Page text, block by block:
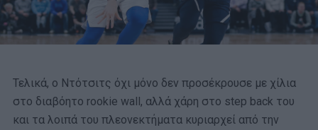
Τελικά, ο Ντότσιτς όχι μόνο δεν προσέκρουσε με χίλια
στο διαβόητο rookie wall, αλλά χάρη στο step back του
και τα λοιπά του πλεονεκτήματα κυριαρχεί από την